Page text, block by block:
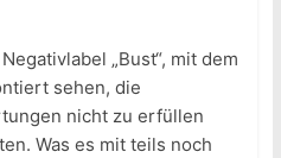
„Bust“, mit dem
sehen, die
nicht zu erfüllen
Was es mit teils noch